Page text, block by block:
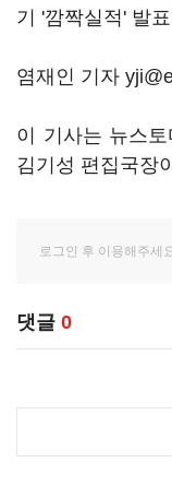
기 '깜짝실적' 발
염재인 기자
이 기사는 뉴스
김기성 편집국장
댓글 0